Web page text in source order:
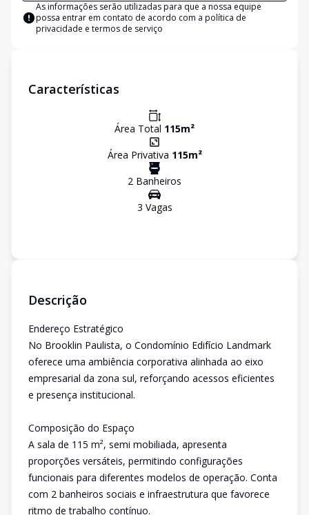
As informações serão utilizadas para que a nossa equipe
possa entrar em contato de acordo com a política de
privacidade e termos de serviço
Características
Área Total 115m²
Área Privativa 115m²
2 Banheiros
3 Vagas
Descrição
Endereço Estratégico
No Brooklin Paulista, o Condomínio Edifício Landmark
oferece uma ambiência corporativa alinhada ao eixo
empresarial da zona sul, reforçando acessos eficientes
e presença institucional.
Composição do Espaço
A sala de 115 m², semi mobiliada, apresenta
proporções versáteis, permitindo configurações
funcionais para diferentes modelos de operação. Conta
com 2 banheiros sociais e infraestrutura que favorece
ritmo de trabalho contínuo.